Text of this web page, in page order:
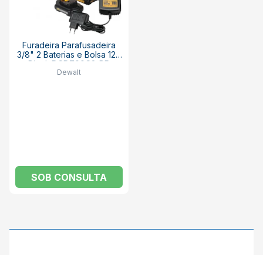
Furadeira Parafusadeira
3/8" 2 Baterias e Bolsa 12V
Bivolt DCD700C2-BR
DEWALT
Dewalt
SOB CONSULTA